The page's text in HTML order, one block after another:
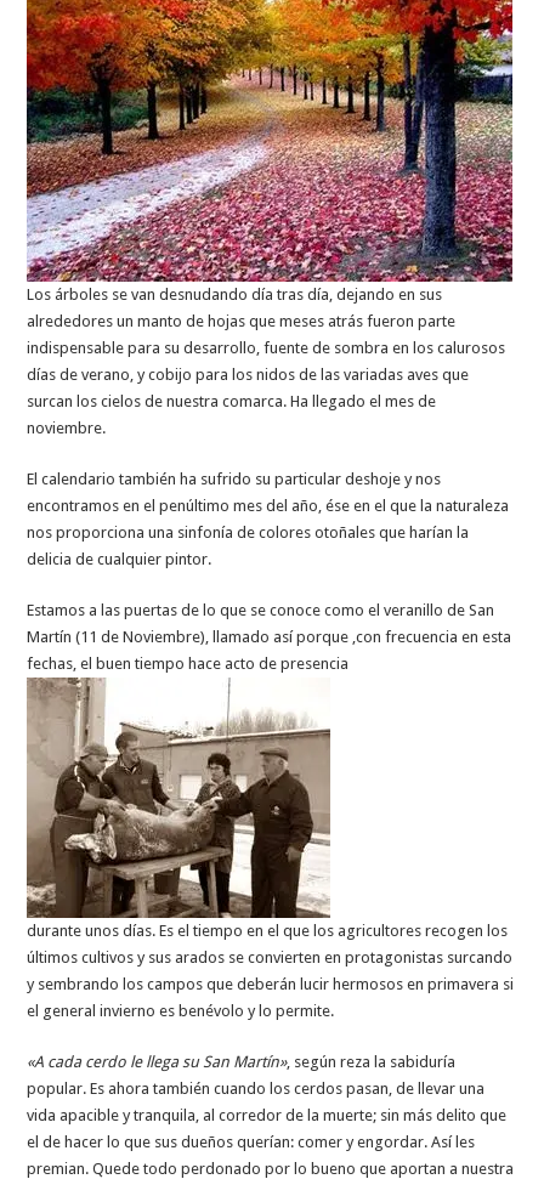
Los árboles se van desnudando día tras día, dejando en sus
alrededores un manto de hojas que meses atrás fueron parte
indispensable para su desarrollo, fuente de sombra en los calurosos
días de verano, y cobijo para los nidos de las variadas aves que
surcan los cielos de nuestra comarca. Ha llegado el mes de
noviembre.
El calendario también ha sufrido su particular deshoje y nos
encontramos en el penúltimo mes del año, ése en el que la naturaleza
nos proporciona una sinfonía de colores otoñales que harían la
delicia de cualquier pintor.
Estamos a las puertas de lo que se conoce como el veranillo de San
Martín (11 de Noviembre), llamado así porque ,con frecuencia en esta
fechas, el buen tiempo hace acto de presencia
durante unos días. Es el tiempo en el que los agricultores recogen los
últimos cultivos y sus arados se convierten en protagonistas surcando
y sembrando los campos que deberán lucir hermosos en primavera si
el general invierno es benévolo y lo permite.
«A cada cerdo le llega su San Martín», según reza la sabiduría
popular. Es ahora también cuando los cerdos pasan, de llevar una
vida apacible y tranquila, al corredor de la muerte; sin más delito que
el de hacer lo que sus dueños querían: comer y engordar. Así les
premian. Quede todo perdonado por lo bueno que aportan a nuestra